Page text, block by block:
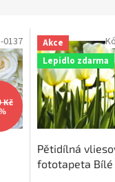
Kč
0137
Akce
Lepidlo zdarma
Pětidílná
fototapeta Bílé